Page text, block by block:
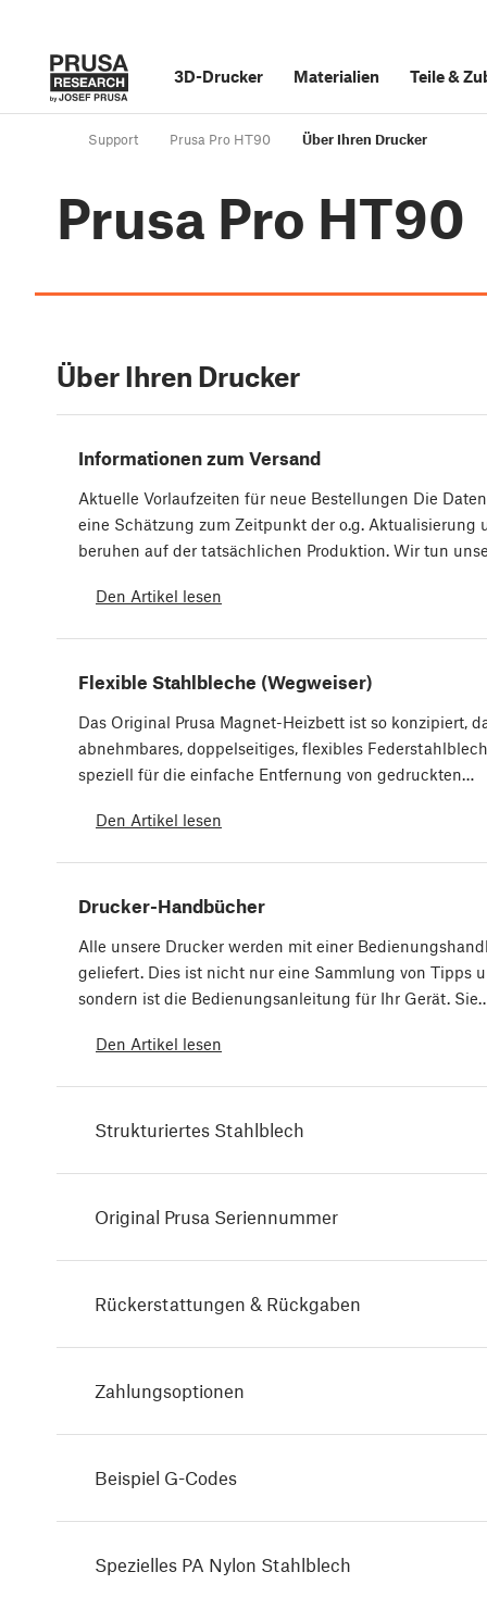
3D-Drucker Materialien Teile&
Support Prusa Pro HT90 Über Ihren Drucker
Prusa Pro HT90
Über Ihren Drucker
Informationen zum Versand
Aktuelle Vorlaufzeiten für neue Bestellungen Die
eine Schätzung zum Zeitpunkt der o.g. Aktualisierung
beruhen auf der tatsächlichen Produktion. Wir tun
Den Artikel lesen
Flexible Stahlbleche (Wegweiser)
Das Original Prusa Magnet-Heizbett ist so konzipiert,
abnehmbares, doppelseitiges, flexibles
speziell für die einfache Entfernung von gedruckten…
Den Artikel lesen
Drucker-Handbücher
Alle unsere Drucker werden mit einer
geliefert. Dies ist nicht nur eine Sammlung von Tipps
sondern ist die Bedienungsanleitung für Ihr Gerät.
Den Artikel lesen
Strukturiertes Stahlblech
Original Prusa Seriennummer
Rückerstattungen & Rückgaben
Zahlungsoptionen
Beispiel G-Codes
Spezielles PA Nylon Stahlblech